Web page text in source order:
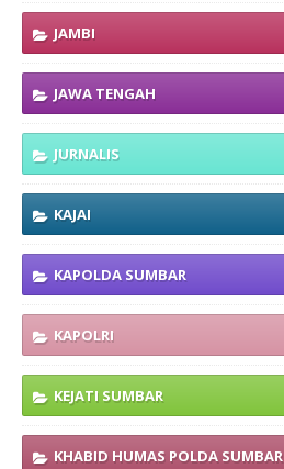
JAMBI
JAWA TENGAH
JURNALIS
KAJAI
KAPOLDA SUMBAR
KAPOLRI
KEJATI SUMBAR
KHABID HUMAS POLDA SUMBAR